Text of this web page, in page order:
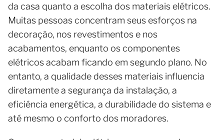
da casa quanto a escolha dos materiais elétricos.
Muitas pessoas concentram seus esforços na
decoração, nos revestimentos e nos
acabamentos, enquanto os componentes
elétricos acabam ficando em segundo plano. No
entanto, a qualidade desses materiais influencia
diretamente a segurança da instalação, a
eficiência energética, a durabilidade do sistema e
até mesmo o conforto dos moradores.